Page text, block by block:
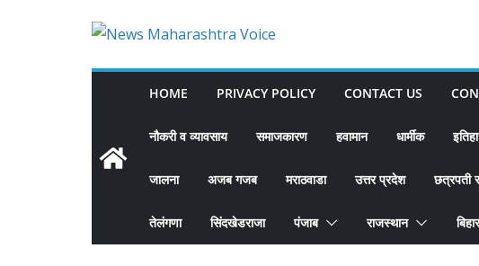
HOME PRIVACY POLICY CONTACT US
नौकरी व व्यावसाय समाजकारण हवामान धार्मीक
जालना अजब गजब मराठवाडा उत्तर प्रदेश छत्रपती
तेलंगणा सिंदखेडराजा पंजाब राजस्थान बिहार